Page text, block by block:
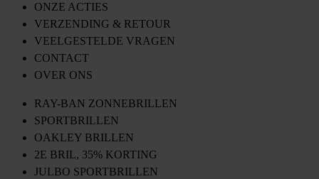
ONZE ACTIES
VERZENDING & RETOUR
VEELGESTELDE VRAGEN
CONTACT
OVER ONS
RAY-BAN ZONNEBRILLEN
SPORTBRILLEN
OAKLEY BRILLEN
2E BRIL, 35% KORTING
JULBO SPORTBRILLEN